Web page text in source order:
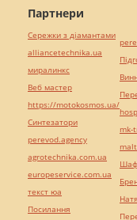
Партнери
Сережки з діамантами
alliancetechnika.ua
миралинкс
Веб мастер
https://motokosmos.ua/
Синтезатори
perevod.agency
agrotechnika.com.ua
europeservice.com.ua
текст юа
Посилання
mk-